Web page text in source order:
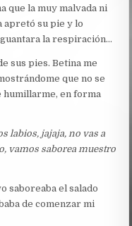
que la muy malvada ni
apretó su pie y lo
la respiración…
sus pies. Betina me
que no se
humillarme, en forma
labios, jajaja, no vas a
vamos saborea muestro
saboreaba el salado
de comenzar mi